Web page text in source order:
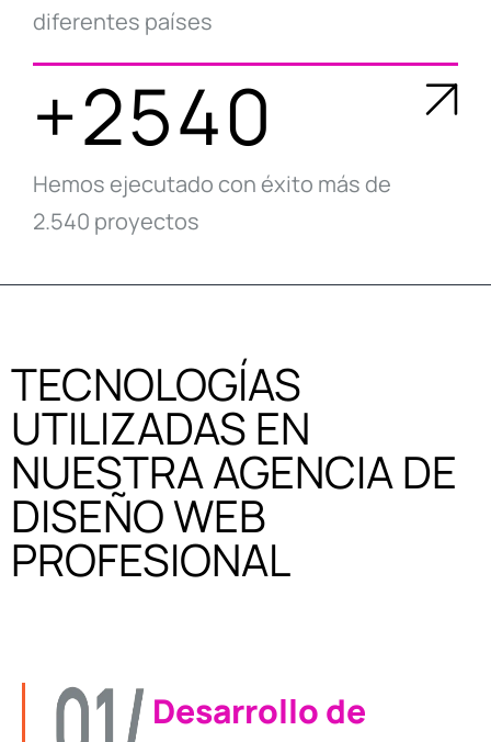
diferentes países
+2540
Hemos ejecutado con éxito más de
2.540 proyectos
TECNOLOGÍAS
UTILIZADAS EN
NUESTRA AGENCIA DE
DISEÑO WEB
PROFESIONAL
Desarrollo de